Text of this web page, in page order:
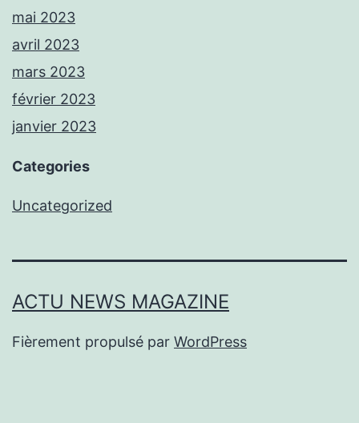
mai 2023
avril 2023
mars 2023
février 2023
janvier 2023
Categories
Uncategorized
ACTU NEWS MAGAZINE
Fièrement propulsé par WordPress